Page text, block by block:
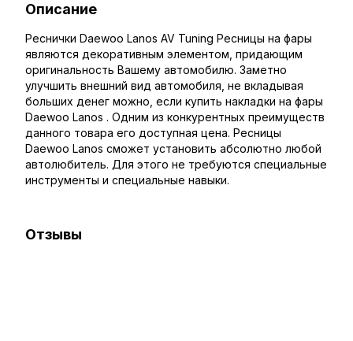
Описание
Реснички Daewoo Lanos AV Tuning Ресницы на фары
являются декоративным элементом, придающим
оригинальность Вашему автомобилю. Заметно
улучшить внешний вид автомобиля, не вкладывая
больших денег можно, если купить накладки на фары
Daewoo Lanos . Одним из конкурентных преимуществ
данного товара его доступная цена. Ресницы
Daewoo Lanos сможет установить абсолютно любой
автолюбитель. Для этого не требуются специальные
инструменты и специальные навыки.
Отзывы